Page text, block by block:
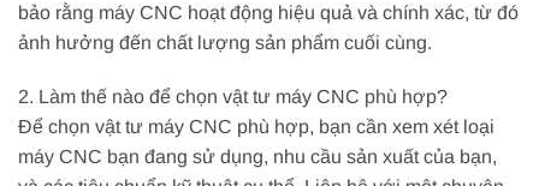
bảo rằng máy CNC hoạt động hiệu quả và chính xác, từ đó
ảnh hưởng đến chất lượng sản phẩm cuối cùng.
2. Làm thế nào để chọn vật tư máy CNC phù hợp?
Để chọn vật tư máy CNC phù hợp, bạn cần xem xét loại
máy CNC bạn đang sử dụng, nhu cầu sản xuất của bạn,